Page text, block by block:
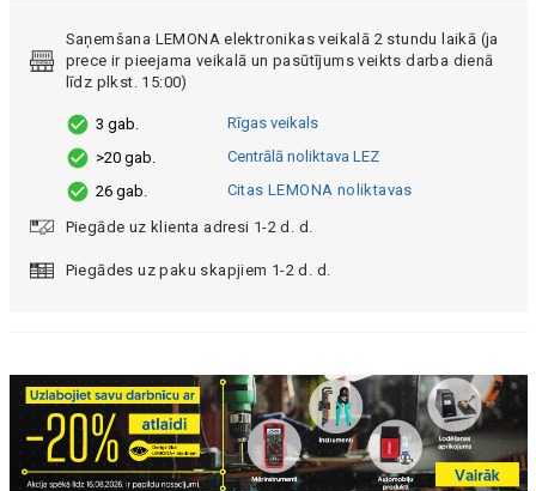
Saņemšana LEMONA elektronikas veikalā 2 stundu laikā (ja
prece ir pieejama veikalā un pasūtījums veikts darba dienā
līdz plkst. 15:00)
3 gab.
Rīgas veikals
>20 gab.
Centrālā noliktava LEZ
26 gab.
Citas LEMONA noliktavas
Piegāde uz klienta adresi 1-2 d. d.
Piegādes uz paku skapjiem 1-2 d. d.